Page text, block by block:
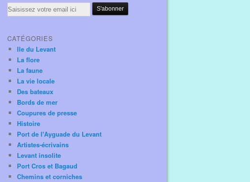
Email
CATÉGORIES
Ile du Levant
La flore
La faune
La vie locale
Des bateaux
Bords de mer
Coupures de presse
Histoire
Port de l'Ayguade du Levant
Artistes-écrivains
Levant insolite
Port Cros et Bagaud
Chemins et corniches